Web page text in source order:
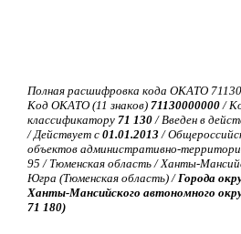
Полная расшифровка кода ОКАТО
Код ОКАТО (11 знаков) 71130000000 /
классификатору 71 130 / Введен в
/ Действует с 01.01.2013 /
объектов административно-
95 / Тюменская область / Ханты-
Югра (Тюменская область) / Города
Ханты-Мансийского автономного
71 180)